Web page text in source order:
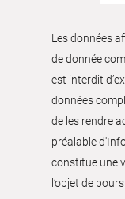
Les données
de donnée
est interdit
données
de les rendre
préalable
constitue une
l’objet de